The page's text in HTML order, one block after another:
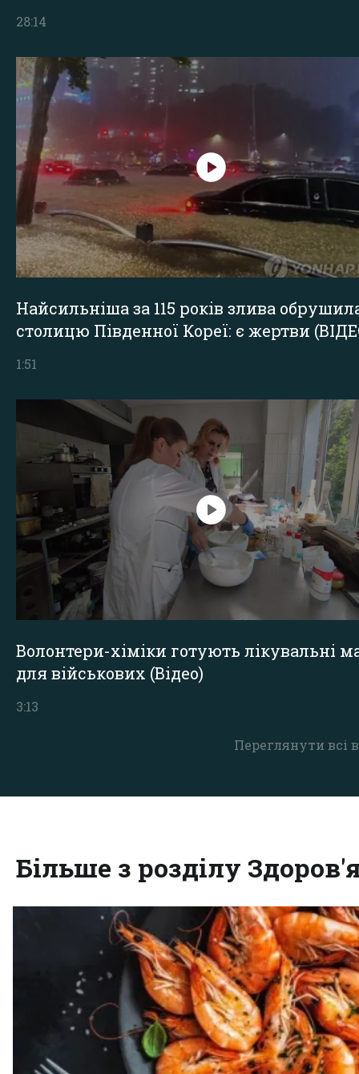
Переглянути всі
28:14
Найсильніша за 115 років злива
столицю Південної Кореї: є жертви
1:51
Волонтери-хіміки готують лікувальні
для військових (Відео)
3:13
Більше з розділу